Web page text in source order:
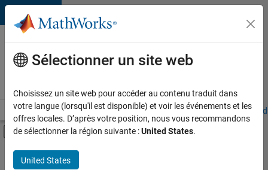
Passer au contenu
Votre
carrière
chez
Accueil Explorer nos opportunités Adresses de nos bureaux
Activer/désactiver l'affichage du menu
Contenu principal
FILTRER PAR
Programme destiné aux nouvelles carrières (EDG)
Sélectionner un site web
Choisissez un site web pour accéder au contenu traduit dans
votre langue (lorsqu'il est disponible) et voir les événements et les
offres locales. D’après votre position, nous vous recommandons
de sélectionner la région suivante :United States.
United States